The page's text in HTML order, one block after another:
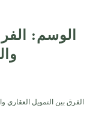
الوسم:
الفرق بين التمويل العقاري